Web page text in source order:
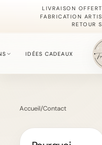
LIVRAISON
FABRICATION
RETOUR
du moment.
IDÉES CADEAUX
Accueil/Contact